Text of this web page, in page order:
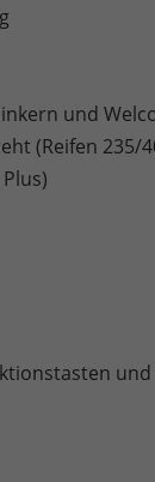
und
(Reifen 235/